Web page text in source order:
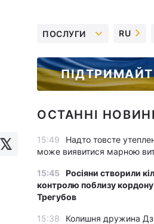
ПОСЛУГИ RU
ОСТАННІ
15:49
Надто товсте
може виявитися марною
15:45 Росіяни створили
контролю поблизу кордону
Трегубов
15:38
Колишня дружина